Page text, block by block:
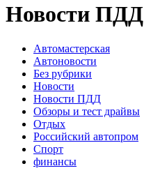
Новости ПДД
Автомастерская
Автоновости
Без рубрики
Новости
Новости ПДД
Обзоры и тест драйвы
Отдых
Российский автопром
Спорт
финансы